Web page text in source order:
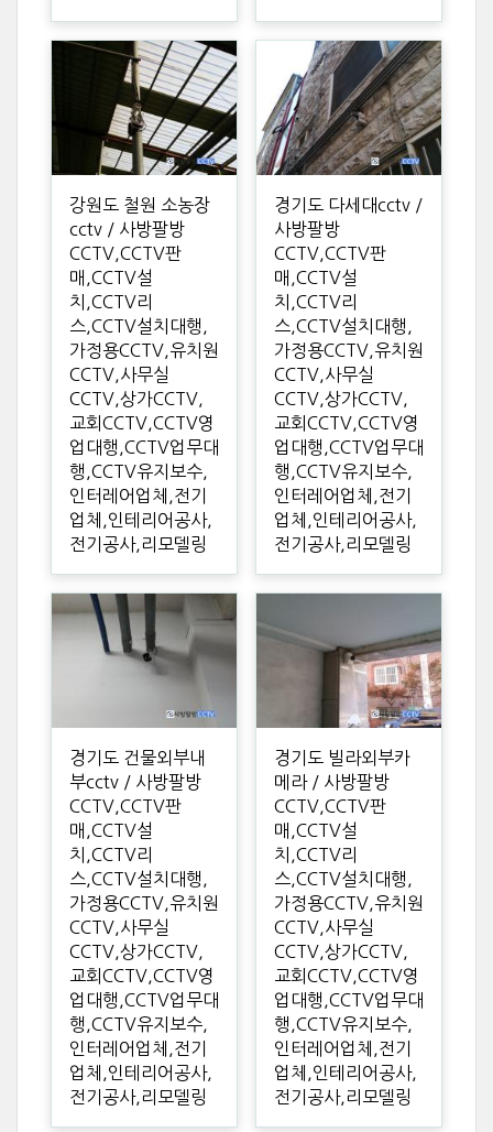
강원도 철원 소농장
cctv / 사방팔방
CCTV,CCTV판
매,CCTV설
치,CCTV리
스,CCTV설치대행,
가정용CCTV,유치원
CCTV,사무실
CCTV,상가CCTV,
교회CCTV,CCTV영
업대행,CCTV업무대
행,CCTV유지보수,
인터레어업체,전기
업체,인테리어공사,
전기공사,리모델링
경기도 다세대cctv /
사방팔방
CCTV,CCTV판
매,CCTV설
치,CCTV리
스,CCTV설치대행,
가정용CCTV,유치원
CCTV,사무실
CCTV,상가CCTV,
교회CCTV,CCTV영
업대행,CCTV업무대
행,CCTV유지보수,
인터레어업체,전기
업체,인테리어공사,
전기공사,리모델링
경기도 건물외부내
부cctv / 사방팔방
CCTV,CCTV판
매,CCTV설
치,CCTV리
스,CCTV설치대행,
가정용CCTV,유치원
CCTV,사무실
CCTV,상가CCTV,
교회CCTV,CCTV영
업대행,CCTV업무대
행,CCTV유지보수,
인터레어업체,전기
업체,인테리어공사,
전기공사,리모델링
경기도 빌라외부카
메라 / 사방팔방
CCTV,CCTV판
매,CCTV설
치,CCTV리
스,CCTV설치대행,
가정용CCTV,유치원
CCTV,사무실
CCTV,상가CCTV,
교회CCTV,CCTV영
업대행,CCTV업무대
행,CCTV유지보수,
인터레어업체,전기
업체,인테리어공사,
전기공사,리모델링